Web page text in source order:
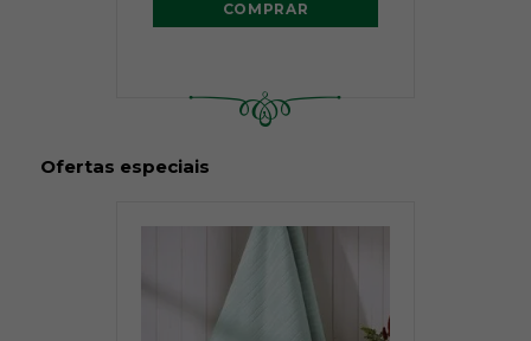
COMPRAR
Ofertas especiais